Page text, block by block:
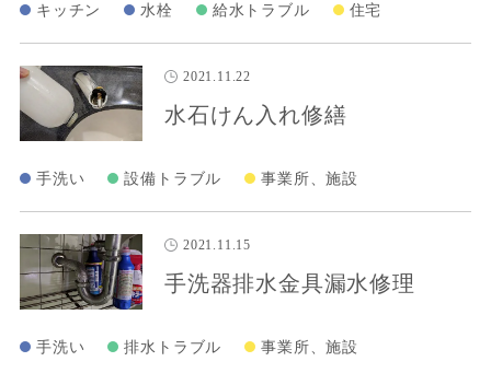
キッチン 水栓 給水トラブル 住宅
2021.11.22
水石けん入れ修繕
手洗い 設備トラブル 事業所、施設
2021.11.15
手洗器排水金具漏水修理
手洗い 排水トラブル 事業所、施設